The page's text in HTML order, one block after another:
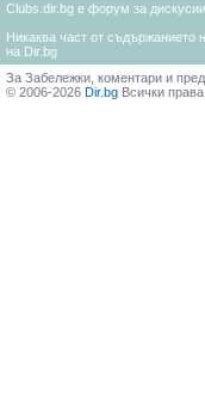
Clubs.dir.bg е форум за
Никаква част от съдържанието
на Dir.bg
За Забележки, коментари и
© 2006-2026 Dir.bg Всички права